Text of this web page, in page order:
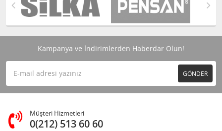
Kampanya ve İndirimlerden Haberdar Olun!
GÖNDER
Müşteri Hizmetleri
0(212) 513 60 60